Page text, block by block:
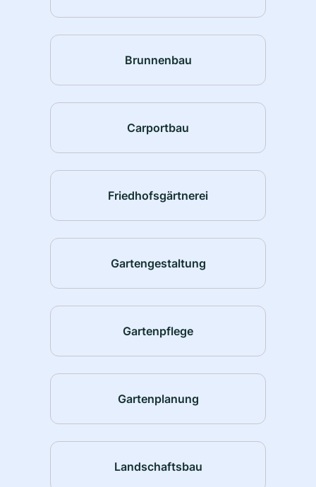
Brunnenbau
Carportbau
Friedhofsgärtnerei
Gartengestaltung
Gartenpflege
Gartenplanung
Landschaftsbau